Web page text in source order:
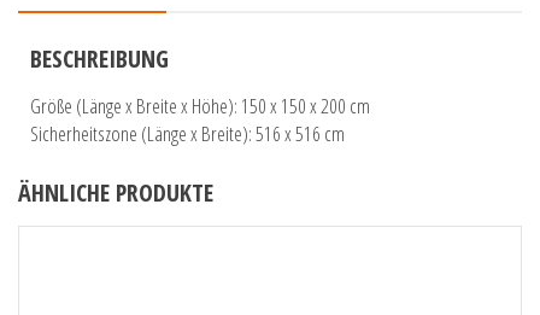
BESCHREIBUNG
Größe (Länge x Breite x Höhe): 150 x 150 x 200 cm
Sicherheitszone (Länge x Breite): 516 x 516 cm
ÄHNLICHE PRODUKTE